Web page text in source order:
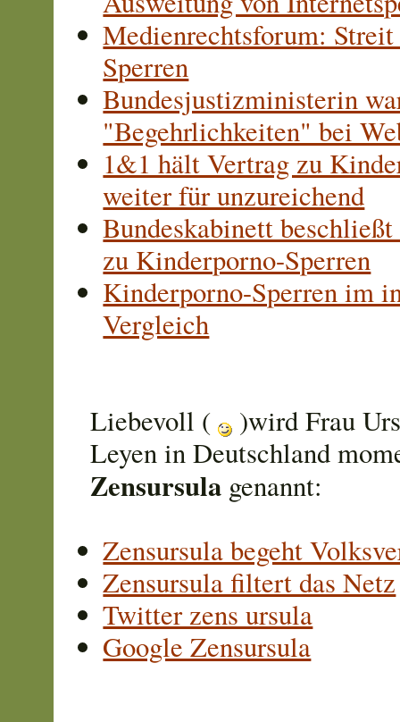
Medienrechtsforum:
Sperren
Bundesjustizministerin
"Begehrlichkeiten" bei
1&1 hält Vertrag zu
weiter für unzureichend
Bundeskabinett
zu Kinderporno-Sperren
Kinderporno-Sperren im
Vergleich
Liebevoll (
)wird Frau
Leyen in Deutschland
Zensursula genannt:
Zensursula begeht
Zensursula filtert das Netz
Twitter zens ursula
Google Zensursula